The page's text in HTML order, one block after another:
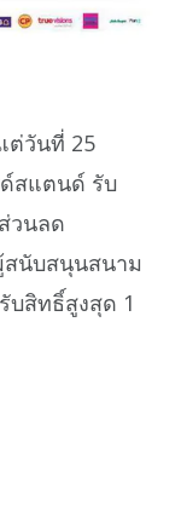
ต่วันที่ 25
สแตนด์ รับ
วนลด
นับสนุนสนาม
บสิทธิ์สูงสุด 1